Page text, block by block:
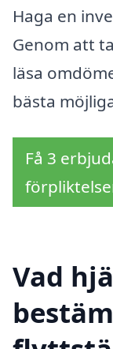
Haga en
Genom att
läsa
bästa
Få 3
Vad